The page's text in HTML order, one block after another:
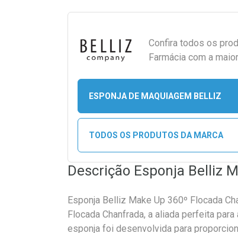
Confira todos os
Farmácia com a
ESPONJA DE MAQUIAGEM BELLIZ
TODOS OS PRODUTOS DA MARCA
Descrição Esponja Belliz
Esponja Belliz Make Up 360º Flocada
Flocada Chanfrada, a aliada perfeita
esponja foi desenvolvida para